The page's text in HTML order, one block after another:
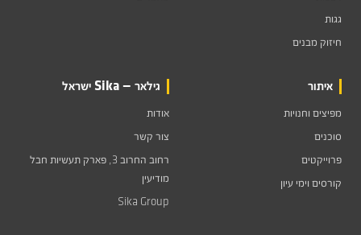
גגות
חיזוק מבנים
איתור
מפיצים וחנויות
סוכנים
פרוייקטים
קורסים וימי עיון
גילאר — Sika ישראל
אודות
צור קשר
רחוב החרוב 3, פארק תעשיות חבל
מודיעין
Sika Group